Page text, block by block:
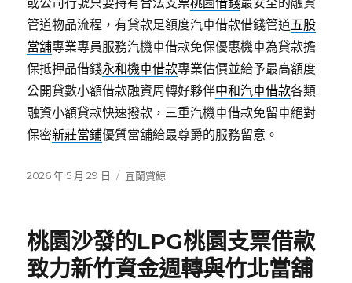
管道物品流程，有貸款足額度汽車借款借錢管道五股
當舖專業專員服務汽機車借款免保優惠機車為貸款擔
保抵押品借錢永和機車借款專業估價並給予最高額度
公開貸數小額借款融資周轉好夥伴中和汽車借款各類
融資小額貸款快速撥款，三重汽機車借款免留車絕對
保密新莊當鋪優質當舖給最尊爵的服務留意。
發
2026 年 5 月 29 日
分
宜蘭賞鯨
桃園沙發的LPG桃園支票借款
致力新竹資金週轉與竹北當舖